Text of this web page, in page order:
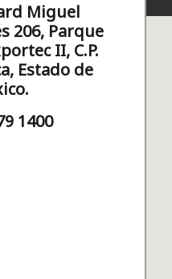
Miguel
206, Parque
II, C.P.
Estado de
1400